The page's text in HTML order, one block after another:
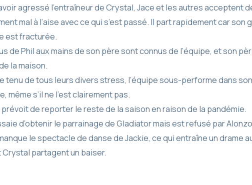
agressé l’entraîneur de Crystal, Jace et les autres acceptent
mal à l’aise avec ce qui s’est passé. Il part rapidement car
est fracturée.
de Phil aux mains de son père sont connus de l’équipe, et son
la maison.
tenu de tous leurs divers stress, l’équipe sous-performe dans
même s’il ne l’est clairement pas.
prévoit de reporter le reste de la saison en raison de la pandémie.
d’obtenir le parrainage de Gladiator mais est refusé par
le spectacle de danse de Jackie, ce qui entraîne un drame
Crystal partagent un baiser.